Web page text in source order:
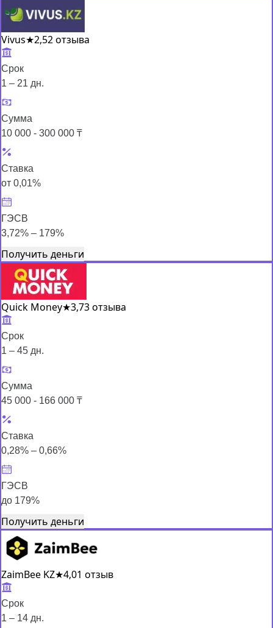
Vivus★2,52 отзыва
Срок
1 – 21 дн.
Сумма
10 000 - 300 000 ₸
Ставка
от 0,01%
ГЭСВ
3,72% – 179%
Получить деньги
Quick Money★3,73 отзыва
Срок
1 – 45 дн.
Сумма
45 000 - 166 000 ₸
Ставка
0,28% – 0,66%
ГЭСВ
до 179%
Получить деньги
ZaimBee KZ★4,01 отзыв
Срок
1 – 14 дн.